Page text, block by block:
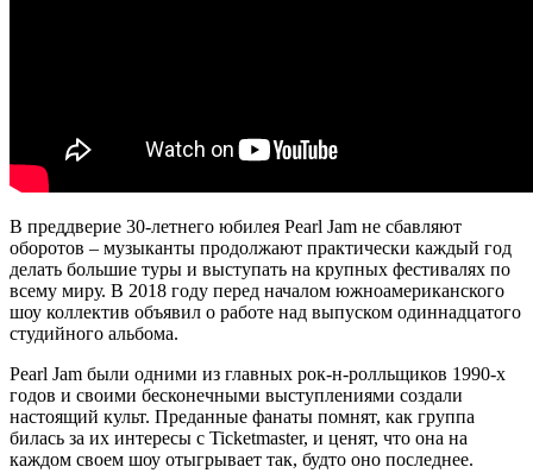
В преддверие 30-летнего юбилея Pearl Jam не сбавляют
оборотов – музыканты продолжают практически каждый год
делать большие туры и выступать на крупных фестивалях по
всему миру. В 2018 году перед началом южноамериканского
шоу коллектив объявил о работе над выпуском одиннадцатого
студийного альбома.
Pearl Jam были одними из главных рок-н-ролльщиков 1990-х
годов и своими бесконечными выступлениями создали
настоящий культ. Преданные фанаты помнят, как группа
билась за их интересы с Ticketmaster, и ценят, что она на
каждом своем шоу отыгрывает так, будто оно последнее.